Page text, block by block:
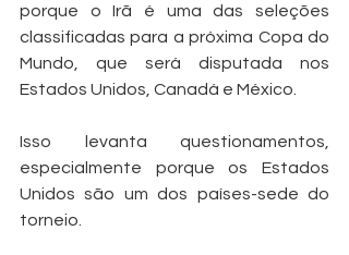
porque o Irã é uma das seleções
classificadas para a próxima Copa do
Mundo, que será disputada nos
Estados Unidos, Canadá e México.
Isso levanta questionamentos,
especialmente porque os Estados
Unidos são um dos países-sede do
torneio.